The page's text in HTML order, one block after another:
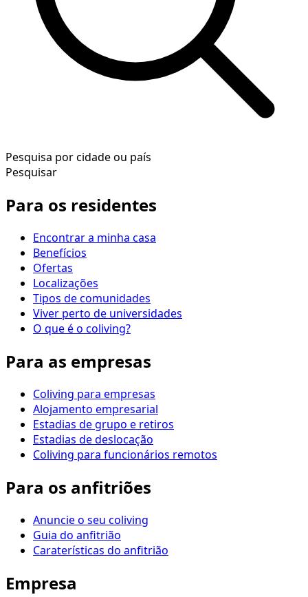
Pesquisa por cidade ou país
Pesquisar
Para os residentes
Encontrar a minha casa
Benefícios
Ofertas
Localizações
Tipos de comunidades
Viver perto de universidades
O que é o coliving?
Para as empresas
Coliving para empresas
Alojamento empresarial
Estadias de grupo e retiros
Estadias de deslocação
Coliving para funcionários remotos
Para os anfitriões
Anuncie o seu coliving
Guia do anfitrião
Caraterísticas do anfitrião
Empresa